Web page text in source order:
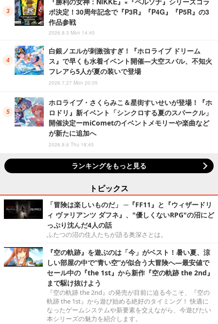
『勝利の女神：NIKKE』×『ペルソナ』シリーズコラ
ボ決定！30周年記念で『P3R』『P4G』『P5R』の3
作品参戦
2026.8.3 Mon 14:45
白銀ノエルが刺激強すぎ！『ホロライブ ドリーム
ス』で早くも水着イベント開催―大空スバル、不知火
フレアら5人が夏の装いで登場
2026.7.27 Mon 20:05
ホロライブ・さくらみこ＆星街すいせいが登場！『ホ
ロドリ』新イベント「シンクロする夏のスパークル」
開催決定ーmiCometのイベントメモリーや楽曲など
が新たに追加へ
2026.8.6 Thu 18:45
ランキングをもっと見る
トピックス
「冒険は楽しいものだ」 ─『FF11』と『ウィザードリ
ィ ヴァリアンツ ダフネ』、"優しくないRPG"の沼にど
っぷり沈んだ4人の話
ふたつの沼の住人たちが語る奥深さとは。
『空の軌跡』を遊ぶのは「今」がベスト！暑い夏、涼
しい部屋の中で“青い空”が似合う大冒険へ―最安値で
セール中の『the 1st』から新作『空の軌跡 the 2nd』
まで駆け抜けよう
『空の軌跡 the 2nd』の発売が目前に迫る今こそ、『空の
軌跡 the 1st』から遊び始める絶好のタイミング！ 快適に
なったゲームシステムや新要素を交えながら、今遊びたい
本シリーズの魅力を紹介します。